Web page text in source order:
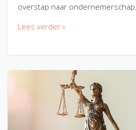
overstap naar ondernemerschap…
Lees verder »